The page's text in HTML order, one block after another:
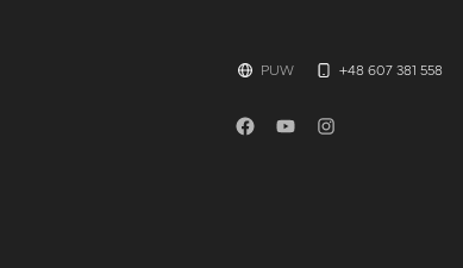
PUW +48 607 381 558